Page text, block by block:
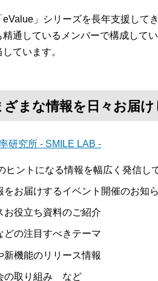
」シリーズを長年支援して
通しているメンバーで構成して
ています。
まな情報を日々お届け
研究所 - SMILE LAB -
ヒントになる情報を幅広く発信し
をお届けするイベント開催のお知
お役立ち資料のご紹介
どの注目すべきテーマ
新機能のリリース情報
の取り組み など